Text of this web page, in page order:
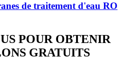
de traitement d'eau RO
POUR OBTENIR
GRATUITS